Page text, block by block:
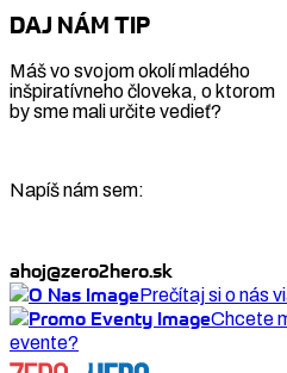
DAJ NÁM TIP
Máš vo svojom okolí mladého
inšpiratívneho človeka, o ktorom
by sme mali určite vedieť?
Napíš nám sem:
ahoj@zero2hero.sk
Prečítaj si o nás
Chcete
evente?